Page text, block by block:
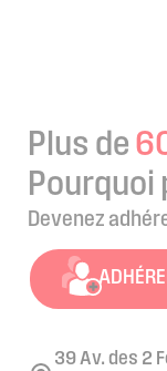
Plus de
Pourquoi
Devenez
39 Av. des 2